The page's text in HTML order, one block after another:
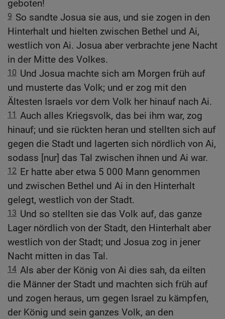
geboten!
9 So sandte Josua sie aus, und sie zogen in den
Hinterhalt und hielten zwischen Bethel und Ai,
westlich von Ai. Josua aber verbrachte jene Nacht
in der Mitte des Volkes.
10 Und Josua machte sich am Morgen früh auf
und musterte das Volk; und er zog mit den
Ältesten Israels vor dem Volk her hinauf nach Ai.
11 Auch alles Kriegsvolk, das bei ihm war, zog
hinauf; und sie rückten heran und stellten sich auf
gegen die Stadt und lagerten sich nördlich von Ai,
sodass [nur] das Tal zwischen ihnen und Ai war.
12 Er hatte aber etwa 5 000 Mann genommen
und zwischen Bethel und Ai in den Hinterhalt
gelegt, westlich von der Stadt.
13 Und so stellten sie das Volk auf, das ganze
Lager nördlich von der Stadt, den Hinterhalt aber
westlich von der Stadt; und Josua zog in jener
Nacht mitten in das Tal.
14 Als aber der König von Ai dies sah, da eilten
die Männer der Stadt und machten sich früh auf
und zogen heraus, um gegen Israel zu kämpfen,
der König und sein ganzes Volk, an den